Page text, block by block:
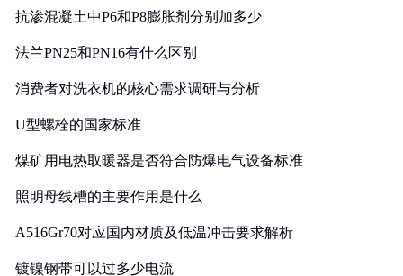
抗渗混凝土中P6和P8膨胀剂分别加多少
法兰PN25和PN16有什么区别
消费者对洗衣机的核心需求调研与分析
U型螺栓的国家标准
煤矿用电热取暖器是否符合防爆电气设备标准
照明母线槽的主要作用是什么
A516Gr70对应国内材质及低温冲击要求解析
镀镍钢带可以过多少电流